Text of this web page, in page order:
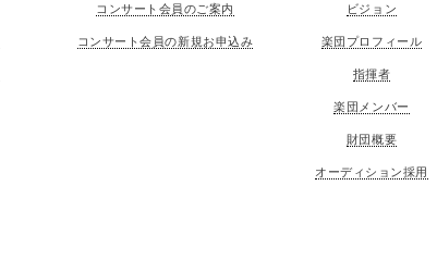
て
コンサート会員のご案内
コンサート会員の新規お申込み
ビジョン
楽団プロフィール
指揮者
楽団メンバー
財団概要
オーディション採用